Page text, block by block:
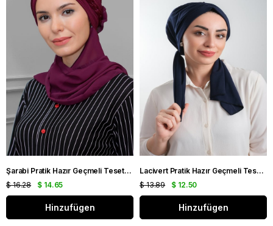
Şarabi Pratik Hazır Geçmeli Tesettür Bone Fukuro Piliseli Örgülü Şifon Atkılı 1825A_08
$ 14.65
$ 16.28
Hinzufügen
Lacivert Pratik Hazır Geçmeli Tesettür Bone Kesik Elyaf Sade 2111_02
$ 12.50
$ 13.89
Hinzufügen